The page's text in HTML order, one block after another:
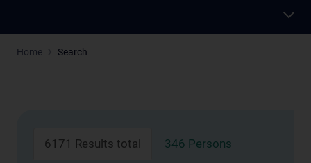
Home Search
6171 Results total 346 Persons